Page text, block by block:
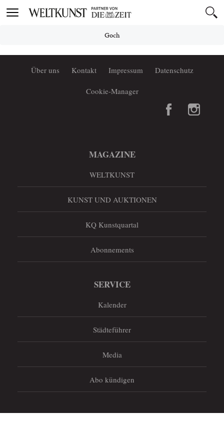
Toggle
Goch
Über uns Kontakt Impressum Datenschutz
Cookie-Manager
MAGAZINE
WELTKUNST
KUNST UND AUKTIONEN
KQ Kunstquartal
Abonnements
SERVICE
Kalender
Städteführer
Media
Abo kündigen